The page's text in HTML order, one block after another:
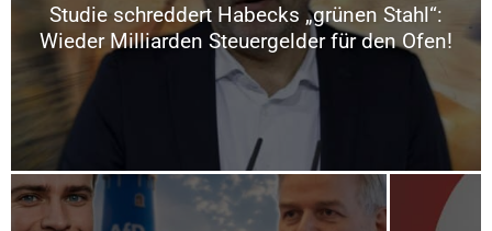
Studie schreddert Habecks „grünen Stahl“:
Wieder Milliarden Steuergelder für den Ofen!